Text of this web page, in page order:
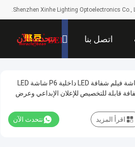
Shenzhen Xinhe Lighting Optoelectronics Co.,
اتصل بنا نتحدث الآن
شاشة فيلم شفافة LED داخلية P6 شاشة LED
قابلة للتخصيص للإعلان الإبداعي وعرض
نتحدث الآن اقرأ المزيد